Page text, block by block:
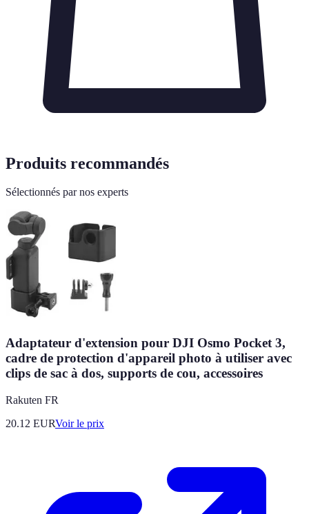
Produits recommandés
Sélectionnés par nos experts
Adaptateur d'extension pour DJI Osmo Pocket 3,
cadre de protection d'appareil photo à utiliser avec
clips de sac à dos, supports de cou, accessoires
Rakuten FR
20.12 EURVoir le prix